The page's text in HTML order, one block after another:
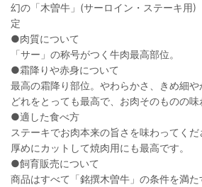
幻の「木曽牛」(サーロイン・ステーキ
定
●肉質について
「サー」の称号がつく牛肉最高部位。
●霜降りや赤身について
最高の霜降り部位。やわらかさ、きめ細や
どれをとっても最高で、お肉そのものの味
●適した食べ方
ステーキでお肉本来の旨さを味わってくだ
厚めにカットして焼肉用にも最高です。
●飼育販売について
商品はすべて「銘撰木曽牛」の条件を満た